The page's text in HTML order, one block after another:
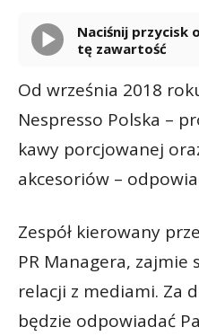
Naciśnij przycisk odtwarzania, aby odsłuchać
tę zawartość
Od września 2018
Nespresso Polska –
kawy porcjowanej
akcesoriów –
Zespół kierowany
PR Managera,
relacji z mediami. Za
będzie odpowiadać